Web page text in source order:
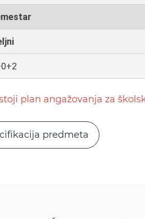
plan angažovanja za
predmeta